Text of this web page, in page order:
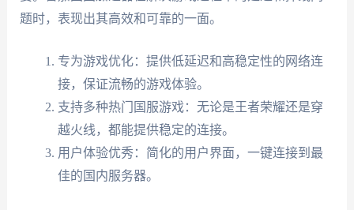
题时，表现出其高效和可靠的一面。
专为游戏优化：提供低延迟和高稳定性的网络连
接，保证流畅的游戏体验。
支持多种热门国服游戏：无论是王者荣耀还是穿
越火线，都能提供稳定的连接。
用户体验优秀：简化的用户界面，一键连接到最
佳的国内服务器。